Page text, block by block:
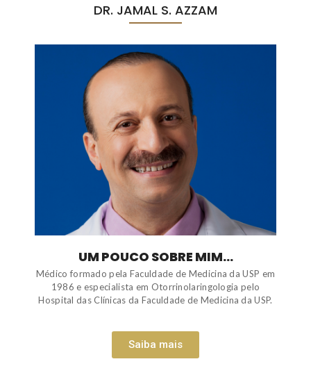
DR. JAMAL S. AZZAM
UM POUCO SOBRE MIM...
Médico formado pela Faculdade de Medicina da USP em
1986 e especialista em Otorrinolaringologia pelo
Hospital das Clínicas da Faculdade de Medicina da USP.
Saiba mais